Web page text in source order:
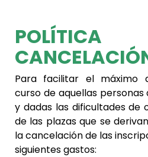
Para facilitar el máximo
curso de aquellas personas
y dadas las dificultades de
de las plazas que se
la cancelación de las
siguientes gastos: